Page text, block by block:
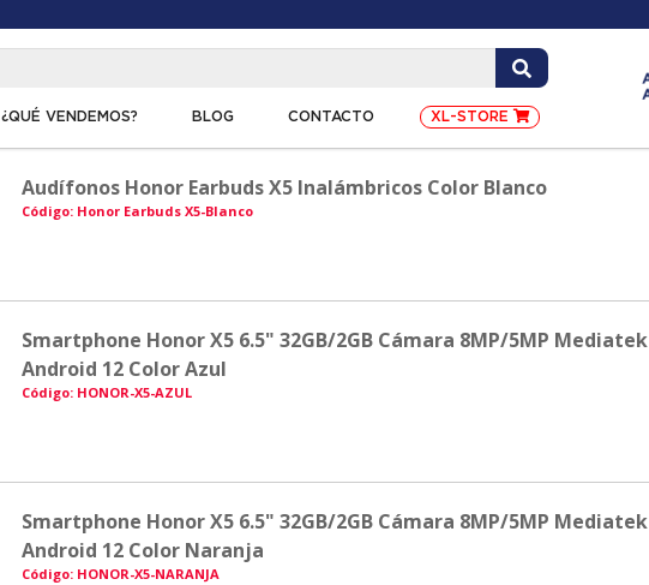
¿QUÉ VENDEMOS? BLOG CONTACTO XL-STORE
Audífonos Honor Earbuds X5 Inalámbricos Color Blanco
Código: Honor Earbuds X5-Blanco
Smartphone Honor X5 6.5" 32GB/2GB Cámara 8MP/5MP Mediatek
Android 12 Color Azul
Código: HONOR-X5-AZUL
Smartphone Honor X5 6.5" 32GB/2GB Cámara 8MP/5MP Mediatek
Android 12 Color Naranja
Código: HONOR-X5-NARANJA